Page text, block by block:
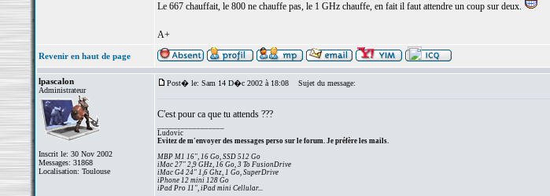
Le 667 chauffait, le 800 ne chauffe pas, le 1 GHz chauffe, en fait il faut attendre un coup sur deux.
A+
Revenir en haut de page
lpascalon
Administrateur
Inscrit le: 30 Nov 2002
Messages: 31868
Localisation: Toulouse
Post� le: Sam 14 D�c 2002 à 18:08 Sujet du message:
C'est pour ca que tu attends ???
Ludovic
Evitez de m'envoyer des messages perso sur le forum. Je préfère les mails.
MBP M1 16", 16 Go, SSD 512 Go
iMac 27" 2,9 GHz, 16 Go, 3 To FusionDrive
iMac G4 24" 1,6 Ghz, 1 Go, SuperDrive
iPhone 12 mini 128 Go
iPad Pro 11", iPad mini Cellular...